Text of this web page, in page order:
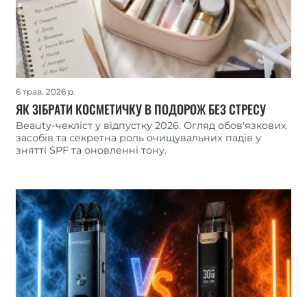
6 трав. 2026 р.
ЯК ЗІБРАТИ КОСМЕТИЧКУ В ПОДОРОЖ БЕЗ СТРЕСУ
Beauty-чекліст у відпустку 2026. Огляд обов'язкових
засобів та секретна роль очищувальних падів у
знятті SPF та оновленні тону.